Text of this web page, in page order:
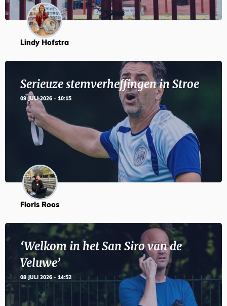
Lindy Hofstra
Serieuze stemverheffingen in Stroe
09 JULI 2026 - 10:15
Floris Roos
‘Welkom in het San Siro van de
Veluwe’
08 JULI 2026 - 14:52